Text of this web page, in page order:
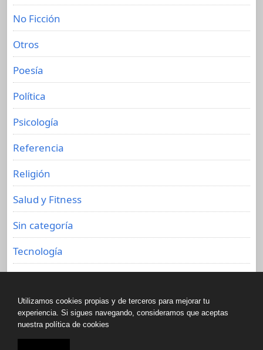
No Ficción
Otros
Poesía
Política
Psicología
Referencia
Religión
Salud y Fitness
Sin categoría
Tecnología
Copyright © All rights reserved.
Utilizamos cookies propias y de terceros para mejorar tu
experiencia. Si sigues navegando, consideramos que aceptas
nuestra política de cookies